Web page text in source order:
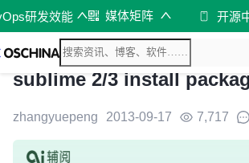
研发效能 媒体矩阵 开源
sublime 2/3 install
zhangyuepeng 2013-09-17 7,717